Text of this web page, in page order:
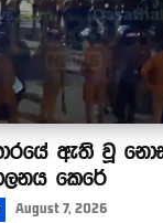
ඇති වූ
කෙරේ
August 7, 2026